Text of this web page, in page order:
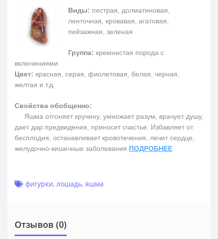
Виды: пестрая, долматиновая,
ленточная, кровавая, агатовая,
пейзажная, зеленая
Группа: кремнистая порода с
включениями
Цвет: красная, серая, фиолетовая, белая, черная,
желтая и т.д.
Свойства обобщенно:
Яшма отгоняет кручину, умножает разум, врачует душу,
дает дар предвидения, приносит счастье. Избавляет от
бесплодия, останавливает кровотечения, лечит сердце,
желудочно-кишечные заболевания ПОДРОБНЕЕ
фигурки, лошадь, яшма
Отзывов (0)